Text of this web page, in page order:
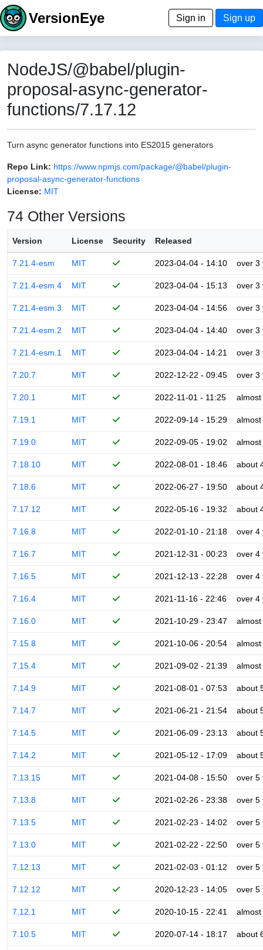
VersionEye Sign in Sign up
NodeJS/@babel/plugin-
proposal-async-generator-
functions/7.17.12
Turn async generator functions into ES2015 generators
Repo Link: https://www.npmjs.com/package/@babel/plugin-
proposal-async-generator-functions
License: MIT
74 Other Versions
Version License Security Released
7.21.4-esm MIT 2023-04-04 - 14:10 over 3
7.21.4-esm.4 MIT 2023-04-04 - 15:13 over 3
7.21.4-esm.3 MIT 2023-04-04 - 14:56 over 3
7.21.4-esm.2 MIT 2023-04-04 - 14:40 over 3
7.21.4-esm.1 MIT 2023-04-04 - 14:21 over 3
7.20.7 MIT 2022-12-22 - 09:45 over 3
7.20.1 MIT 2022-11-01 - 11:25
7.19.1 MIT 2022-09-14 - 15:29
7.19.0 MIT 2022-09-05 - 19:02
7.18.10 MIT 2022-08-01 - 18:46 about
7.18.6 MIT 2022-06-27 - 19:50 about
7.17.12 MIT 2022-05-16 - 19:32 about
7.16.8 MIT 2022-01-10 - 21:18 over 4
7.16.7 MIT 2021-12-31 - 00:23 over 4
7.16.5 MIT 2021-12-13 - 22:28 over 4
7.16.4 MIT 2021-11-16 - 22:46 over 4
7.16.0 MIT 2021-10-29 - 23:47
7.15.8 MIT 2021-10-06 - 20:54
7.15.4 MIT 2021-09-02 - 21:39
7.14.9 MIT 2021-08-01 - 07:53 about
7.14.7 MIT 2021-06-21 - 21:54 about
7.14.5 MIT 2021-06-09 - 23:13 about
7.14.2 MIT 2021-05-12 - 17:09 about
7.13.15 MIT 2021-04-08 - 15:50 over 5
7.13.8 MIT 2021-02-26 - 23:38 over 5
7.13.5 MIT 2021-02-23 - 14:02 over 5
7.13.0 MIT 2021-02-22 - 22:50 over 5
7.12.13 MIT 2021-02-03 - 01:12 over 5
7.12.12 MIT 2020-12-23 - 14:05 over 5
7.12.1 MIT 2020-10-15 - 22:41
7.10.5 MIT 2020-07-14 - 18:17 about